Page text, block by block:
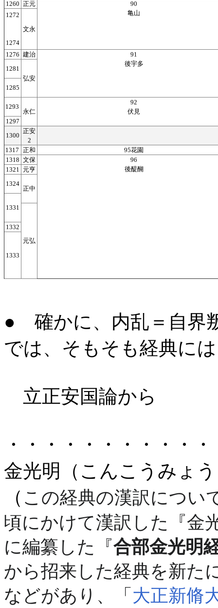
1260 正元
90
亀山
1272
1274
文永
1276 建治
91
後宇多
1281
弘安
1285
1293
永仁
92
伏見
1297
1300
正安
2
1317 正和
95花園
1318 文保
96
後醍醐
1321 元亨
1324
正中
1331
元弘
1332
1333
● 確かに、内乱＝自界
では、そもそも経典に
立正安国論から
・・・・・・・・・・
金光明（こんこうみょ
（ この経典の漢訳につい
頃にかけて漢訳した『金
に編纂した『合部金光明
から招来した経典を新た
などがあり、「 大正新脩